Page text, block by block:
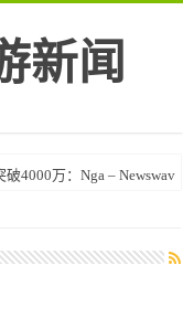
新闻
4000万：Nga – Newswav